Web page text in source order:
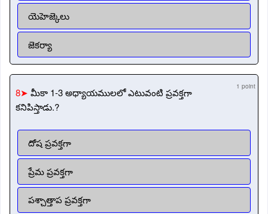
యెహెజ్కెలు
జెకర్యా
8➤ మీకా 1-3 అధ్యాయములలో ఎటువంటి ప్రవక్తగా
కనిపిస్తాడు.?
1 point
దోష ప్రవక్తగా
ప్రేమ ప్రవక్తగా
పశ్చాత్తాప ప్రవక్తగా